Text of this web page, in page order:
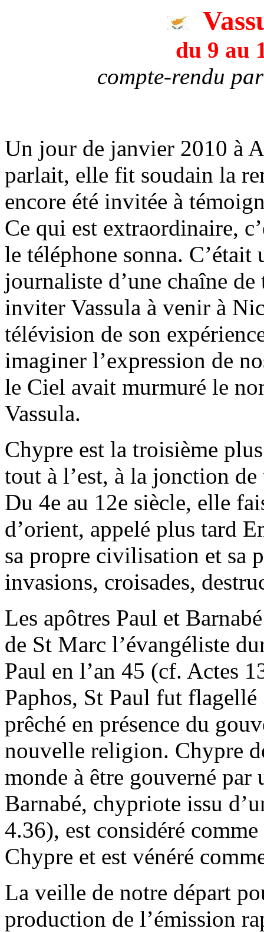
du 9 au
compte-rendu
Un jour de janvier 2010 à
parlait, elle fit soudain la
encore été invitée à
Ce qui est extraordinaire,
le téléphone sonna.
journaliste d’une chaîne
inviter Vassula à venir à
télévision de son
imaginer l’expression de
le Ciel avait murmuré le
Vassula.
Chypre est la troisième
tout à l’est, à la jonction
Du 4e au 12e siècle, elle
d’orient, appelé plus tard
sa propre civilisation et sa
invasions, croisades,
Les apôtres Paul et
de St Marc l’évangéliste
Paul en l’an 45 (cf. Actes
Paphos, St Paul fut
prêché en présence du
nouvelle religion. Chypre
monde à être gouverné par
Barnabé, chypriote issu
4.36), est considéré
Chypre et est vénéré
La veille de notre départ
production de l’émission